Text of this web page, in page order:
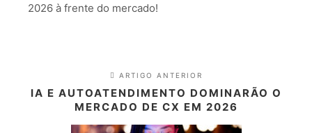
2026 à frente do mercado!
ARTIGO ANTERIOR
IA E AUTOATENDIMENTO DOMINARÃO O
MERCADO DE CX EM 2026